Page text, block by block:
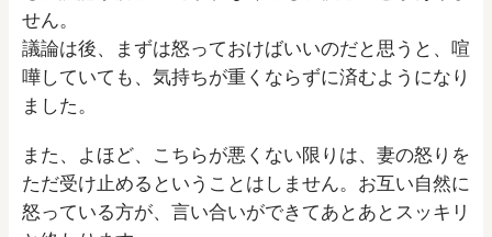
せん。
議論は後、まずは怒っておけばいいのだと思うと、喧
嘩していても、気持ちが重くならずに済むようになり
ました。
また、よほど、こちらが悪くない限りは、妻の怒りを
ただ受け止めるということはしません。お互い自然に
怒っている方が、言い合いができてあとあとスッキリ